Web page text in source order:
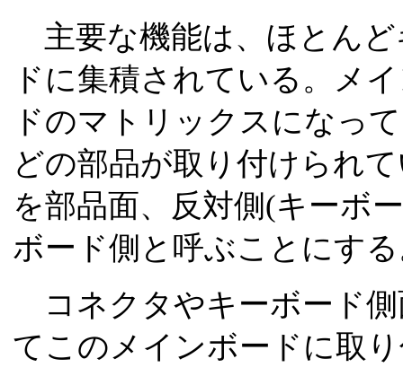
主要な機能は、ほとん
ドに集積されている。メ
ドのマトリックスになっ
どの部品が取り付けられ
を部品面、反対側(キーボ
ボード側と呼ぶことにす
コネクタやキーボード
てこのメインボードに取